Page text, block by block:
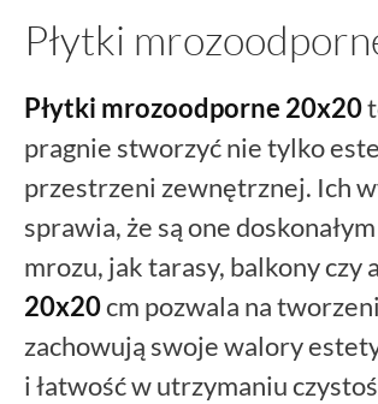
Płytki
Płytki mrozoodporne 20x20
pragnie stworzyć nie tylko
przestrzeni zewnętrznej. Ich
sprawia, że są one
mrozu, jak tarasy, balkony
20x20cm pozwala na
zachowują swoje walory
i łatwość w utrzymaniu